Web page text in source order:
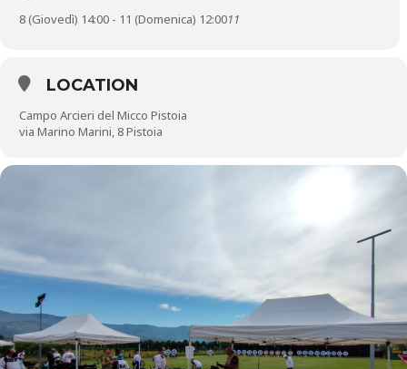
8 (Giovedì) 14:00 - 11 (Domenica) 12:0011
LOCATION
Campo Arcieri del Micco Pistoia
via Marino Marini, 8 Pistoia